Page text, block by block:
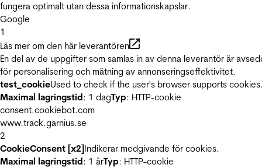
fungera optimalt utan dessa informationskapslar.
Google
1
Läs mer om den här leverantören
En del av de uppgifter som samlas in av denna leverantör är
för personalisering och mätning av annonseringseffektivitet.
test_cookieUsed to check if the user's browser supports
Maximal lagringstid: 1 dagTyp: HTTP-cookie
consent.cookiebot.com
www.track.garnius.se
2
CookieConsent [x2]Indikerar medgivande för cookies.
Maximal lagringstid: 1 årTyp: HTTP-cookie